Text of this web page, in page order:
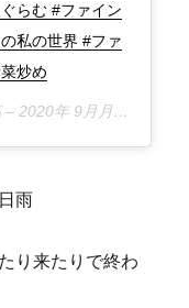
らむ #ファイン
私の世界 #ファ
炒め
–2020年 9月月26日午後2時50分PDT
雨
り来たりで終わ